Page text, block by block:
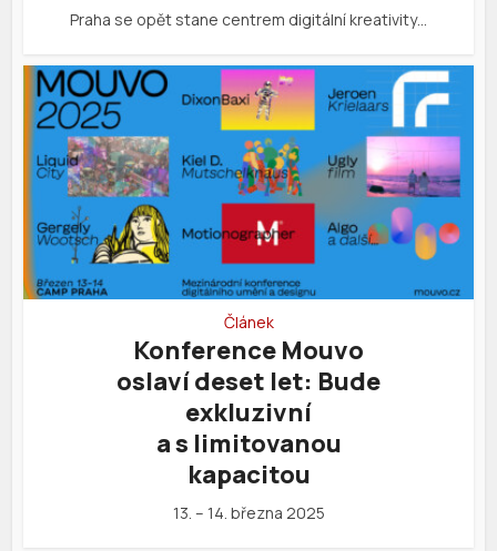
Praha se opět stane centrem digitální kreativity…
Článek
Konference Mouvo
oslaví deset let: Bude
exkluzivní
a s limitovanou
kapacitou
13. – 14. března 2025